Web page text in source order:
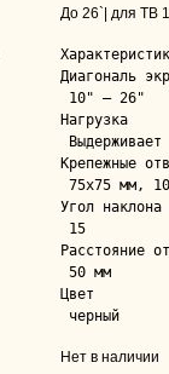
До 26`| для ТВ
Диагональ
Нагрузка
Крепежные
Угол наклона
Расстояние
Цвет
черный
Нет в наличии